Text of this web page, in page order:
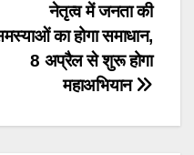
नेतृत्व में जनता की
का होगा समाधान,
8 अप्रैल से शुरू होगा
महाअभियान